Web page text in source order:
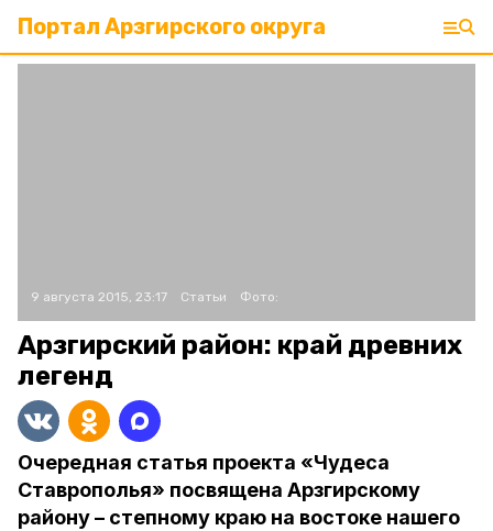
Портал Арзгирского округа
9 августа 2015, 23:17 Статьи Фото:
Арзгирский район: край древних
легенд
Очередная статья проекта «Чудеса
Ставрополья» посвящена Арзгирскому
району – степному краю на востоке нашего